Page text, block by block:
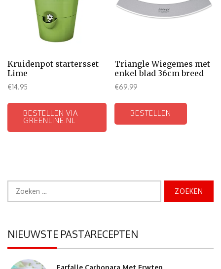
Kruidenpot startersset
Lime
€14.95
BESTELLEN VIA
GREENLINE.NL
Triangle Wiegemes met
enkel blad 36cm breed
€69.99
BESTELLEN
NIEUWSTE PASTARECEPTEN
Farfalle Carbonara Met Erwten